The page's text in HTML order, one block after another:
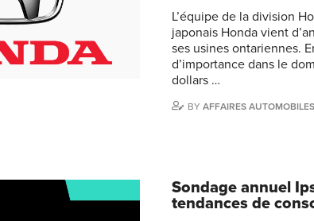
L’équipe de la division
japonais Honda vient
ses usines ontariennes.
d’importance dans le
dollars …
BYAFFAIRES AUTOMOBILES
Sondage annuel
tendances de